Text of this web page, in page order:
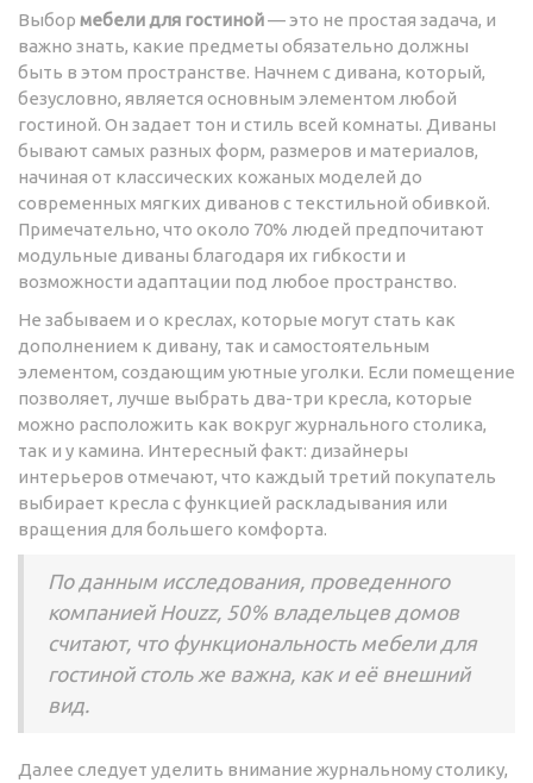
Выбор мебели для гостиной— это не простая задача, и
важно знать, какие предметы обязательно должны
быть в этом пространстве. Начнем с дивана, который,
безусловно, является основным элементом любой
гостиной. Он задает тон и стиль всей комнаты. Диваны
бывают самых разных форм, размеров и материалов,
начиная от классических кожаных моделей до
современных мягких диванов с текстильной обивкой.
Примечательно, что около 70% людей предпочитают
модульные диваны благодаря их гибкости и
возможности адаптации под любое пространство.
Не забываем и о креслах, которые могут стать как
дополнением к дивану, так и самостоятельным
элементом, создающим уютные уголки. Если помещение
позволяет, лучше выбрать два-три кресла, которые
можно расположить как вокруг журнального столика,
так и у камина. Интересный факт: дизайнеры
интерьеров отмечают, что каждый третий покупатель
выбирает кресла с функцией раскладывания или
вращения для большего комфорта.
По данным исследования, проведенного
компанией Houzz, 50% владельцев домов
считают, что функциональность мебели для
гостиной столь же важна, как и её внешний
вид.
Далее следует уделить внимание журнальному столику,